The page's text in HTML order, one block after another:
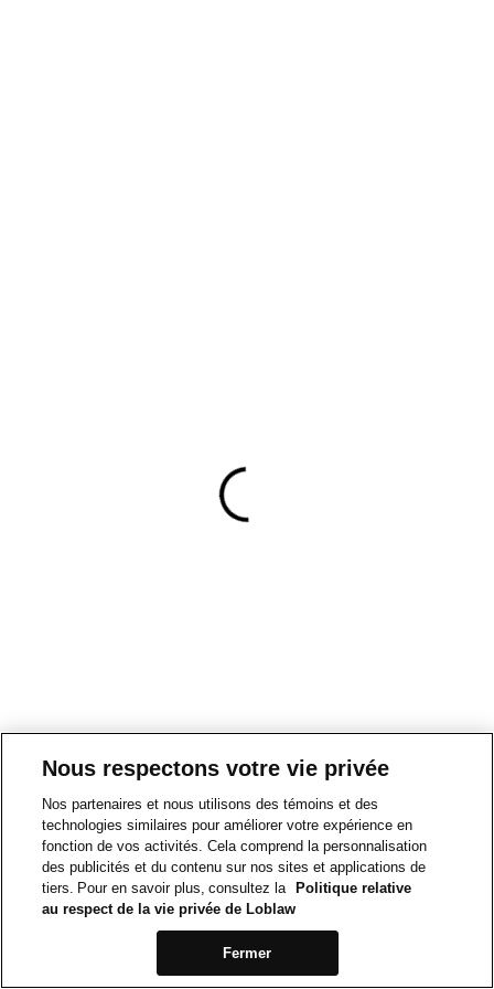
Nous respectons votre vie privée
Nos partenaires et nous utilisons des témoins et des
technologies similaires pour améliorer votre expérience en
fonction de vos activités. Cela comprend la personnalisation
des publicités et du contenu sur nos sites et applications de
tiers. Pour en savoir plus, consultez la
Politique relative
au respect de la vie privée de Loblaw
Fermer